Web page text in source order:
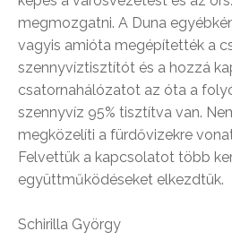
megmozgatni. A Duna
vagyis amióta megépítették a
szennyvíztisztítót és a hozzá
csatornahálózatot az óta a
szennyvíz 95% tisztítva van.
megközelíti a fürdővizekre
Felvettük a kapcsolatot több
együttműködéseket elkezdtük.
Schirilla György